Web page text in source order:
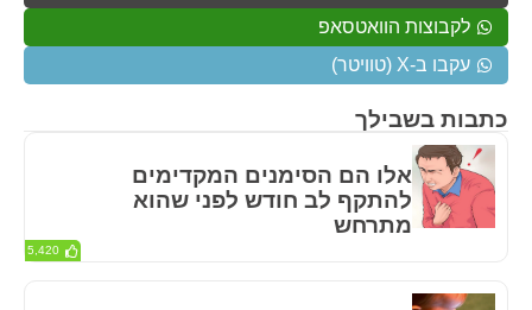
כתבות בשבילך
אלו הם הסימנים המקדימים
להתקף לב חודש לפני שהוא
מתרחש
5,420
לקבוצות הוואטסאפ
עקבו ב-X (טוויטר)